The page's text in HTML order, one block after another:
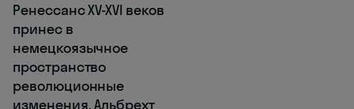
Ренессанс XV-XVI веков
принес в
немецкоязычное
пространство
революционные
изменения. Альбрехт